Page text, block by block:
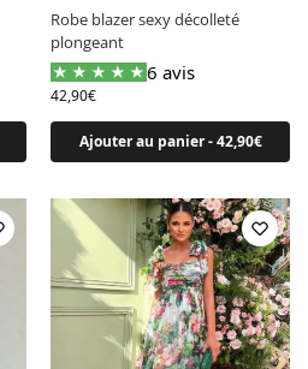
Robe blazer sexy décolleté
plongeant
6 avis
42,90€
Ajouter au panier - 42,90€